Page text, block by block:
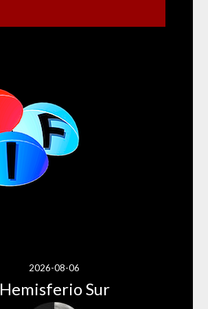
2026-08-06
Hemisferio Sur